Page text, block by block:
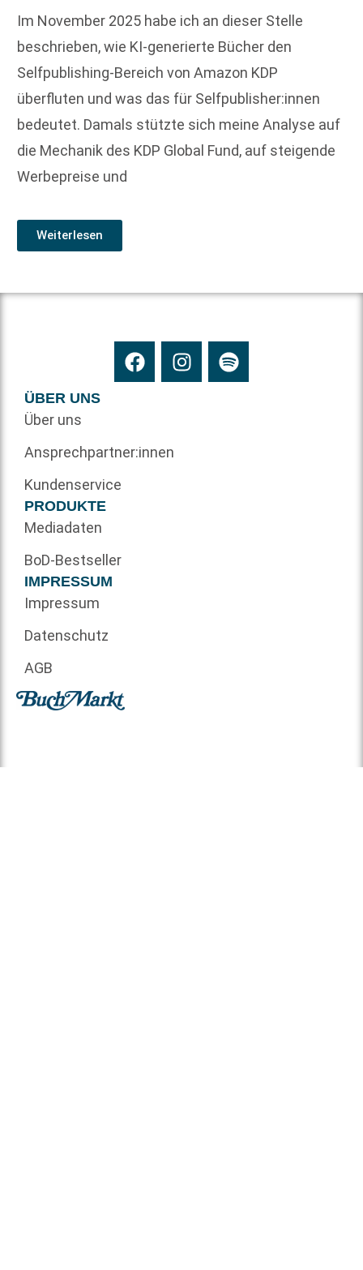
Im November 2025 habe ich an dieser Stelle
beschrieben, wie KI-generierte Bücher den
Selfpublishing-Bereich von Amazon KDP
überfluten und was das für Selfpublisher:innen
bedeutet. Damals stützte sich meine Analyse auf
die Mechanik des KDP Global Fund, auf steigende
Werbepreise und
Weiterlesen
ÜBER UNS
Über uns
Ansprechpartner:innen
Kundenservice
PRODUKTE
Mediadaten
BoD-Bestseller
IMPRESSUM
Impressum
Datenschutz
AGB